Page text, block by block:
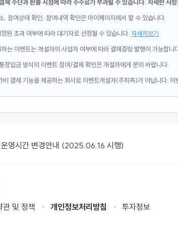
제 수단과 환불 시점에 따라 수수료가 부과될 수 있습니다. 자세한 사
참여상태 확인, 참여내역 확인은 마이페이지에서 할 수 있습니다.
원 초과 여부에 따라 대기자로 선정될 수 있습니다. 자세히보기
는 이벤트는 개설자의 사업자 여부에 따라 결제증빙 발행이 가능합니
장입금 방식의 이벤트 참여/결제 확인은 개설자에게 문의 바랍니다.
결제 기능을 제공하는 회사로 이벤트개설자(주최측)가 아닙니다.
영시간 변경안내 (2025.06.16 시행)
관 및 정책 개인정보처리방침 투자정보